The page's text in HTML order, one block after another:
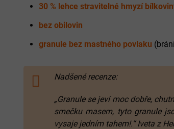
30 % lehce stravitelné hmyzí
bez obilovin
granule bez mastného povlaku
Nadšené recenze:
„Granule se jeví moc dobře,
smečku masem, tyto granule
vysaje jedním tahem!.“ Iveta z